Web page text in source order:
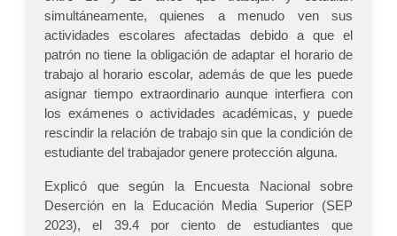
simultáneamente, quienes a menudo ven sus
actividades escolares afectadas debido a que el
patrón no tiene la obligación de adaptar el horario de
trabajo al horario escolar, además de que les puede
asignar tiempo extraordinario aunque interfiera con
los exámenes o actividades académicas, y puede
rescindir la relación de trabajo sin que la condición de
estudiante del trabajador genere protección alguna.
Explicó que según la Encuesta Nacional sobre
Deserción en la Educación Media Superior (SEP
2023), el 39.4 por ciento de estudiantes que